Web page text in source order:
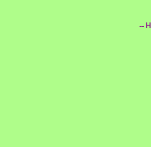
--